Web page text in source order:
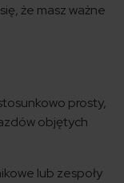
że masz ważne
prosty,
objętych
lub zespoły